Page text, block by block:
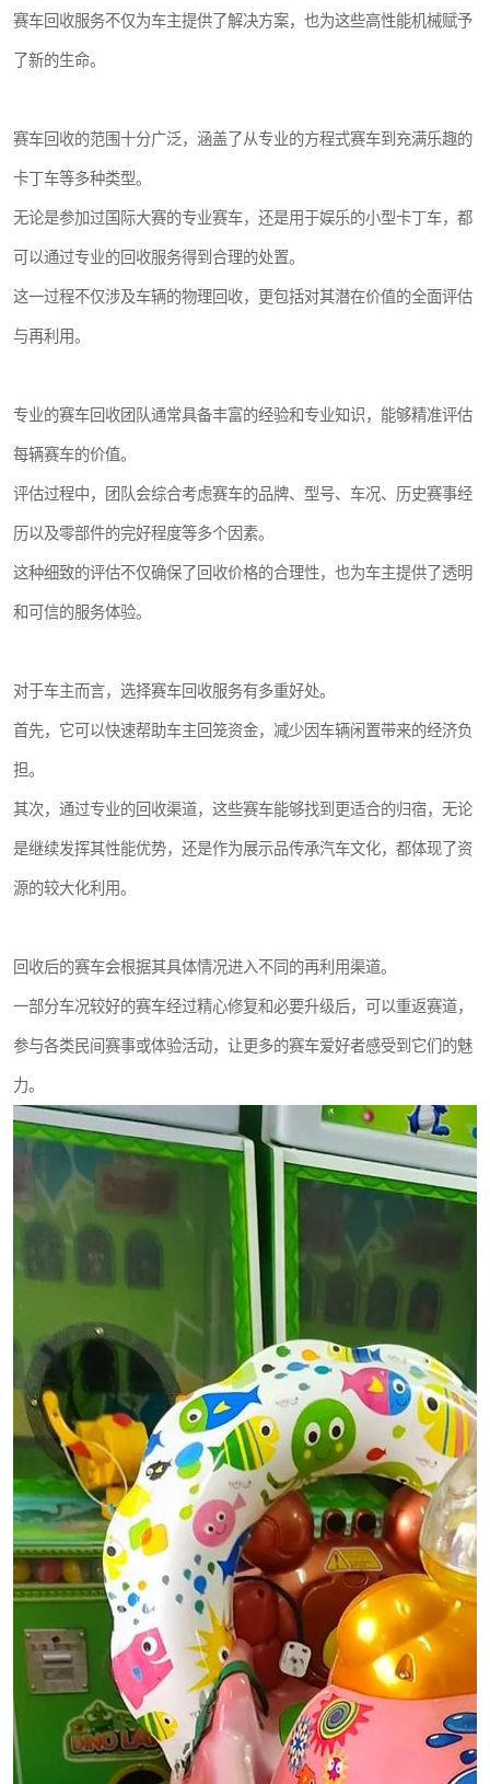
赛车回收服务不仅为车主提供了解决方案，也为这些高性能机械赋予
了新的生命。
赛车回收的范围十分广泛，涵盖了从专业的方程式赛车到充满乐趣的
卡丁车等多种类型。
无论是参加过国际大赛的专业赛车，还是用于娱乐的小型卡丁车，都
可以通过专业的回收服务得到合理的处置。
这一过程不仅涉及车辆的物理回收，更包括对其潜在价值的全面评估
与再利用。
专业的赛车回收团队通常具备丰富的经验和专业知识，能够精准评估
每辆赛车的价值。
评估过程中，团队会综合考虑赛车的品牌、型号、车况、历史赛事经
历以及零部件的完好程度等多个因素。
这种细致的评估不仅确保了回收价格的合理性，也为车主提供了透明
和可信的服务体验。
对于车主而言，选择赛车回收服务有多重好处。
首先，它可以快速帮助车主回笼资金，减少因车辆闲置带来的经济负
担。
其次，通过专业的回收渠道，这些赛车能够找到更适合的归宿，无论
是继续发挥其性能优势，还是作为展示品传承汽车文化，都体现了资
源的较大化利用。
回收后的赛车会根据其具体情况进入不同的再利用渠道。
一部分车况较好的赛车经过精心修复和必要升级后，可以重返赛道，
参与各类民间赛事或体验活动，让更多的赛车爱好者感受到它们的魅
力。